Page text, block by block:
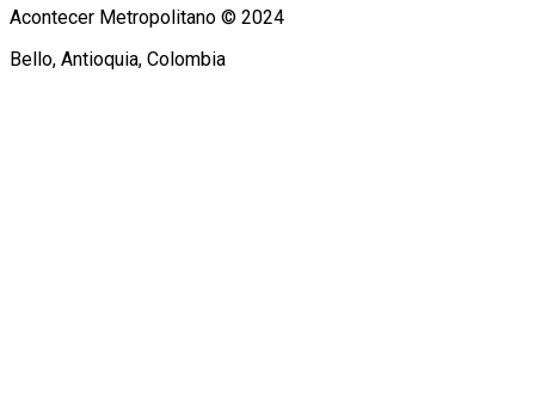
Acontecer Metropolitano © 2024
Bello, Antioquia, Colombia